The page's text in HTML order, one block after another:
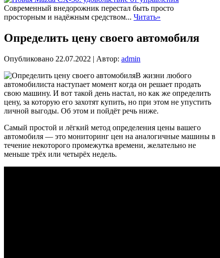
Современный внедорожник перестал быть просто
просторным и надёжным средством... Читать»
Определить цену своего автомобиля
Опубликовано 22.07.2022 | Автор: admin
В жизни любого
автомобилиста наступает момент когда он решает продать
свою машину. И вот такой день настал, но как же определить
цену, за которую его захотят купить, но при этом не упустить
личной выгоды. Об этом и пойдёт речь ниже.
Самый простой и лёгкий метод определения цены вашего
автомобиля — это мониторинг цен на аналогичные машины в
течение некоторого промежутка времени, желательно не
меньше трёх или четырёх недель.